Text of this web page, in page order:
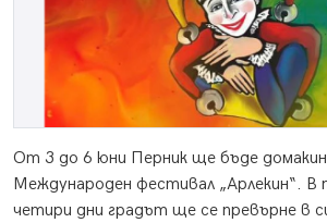
От 3 до 6 юни Перник ще бъде домакин
Международен фестивал „Арлекин“. В
четири дни градът ще се превърне в